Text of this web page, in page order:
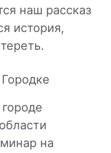
наш рассказ
история,
на